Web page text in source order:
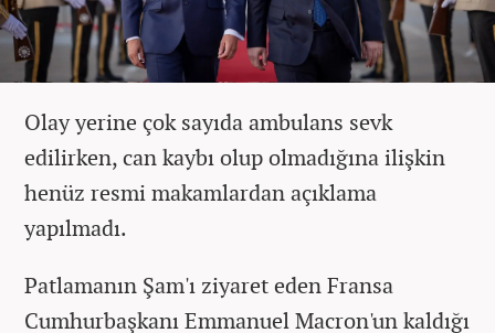
Olay yerine çok sayıda ambulans sevk
edilirken, can kaybı olup olmadığına ilişkin
henüz resmi makamlardan açıklama
yapılmadı.
Patlamanın Şam'ı ziyaret eden Fransa
Cumhurbaşkanı Emmanuel Macron'un kaldığı